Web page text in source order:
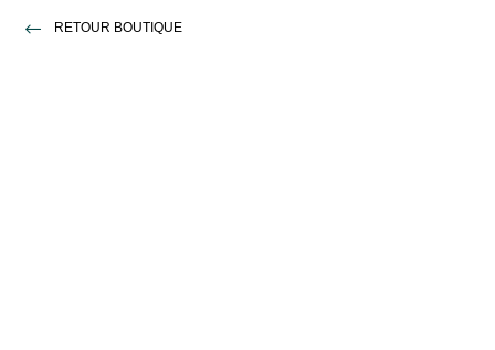
RETOUR BOUTIQUE